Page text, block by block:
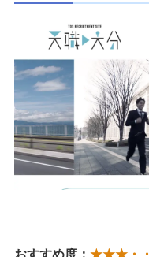
おすすめ度： ★★★・・